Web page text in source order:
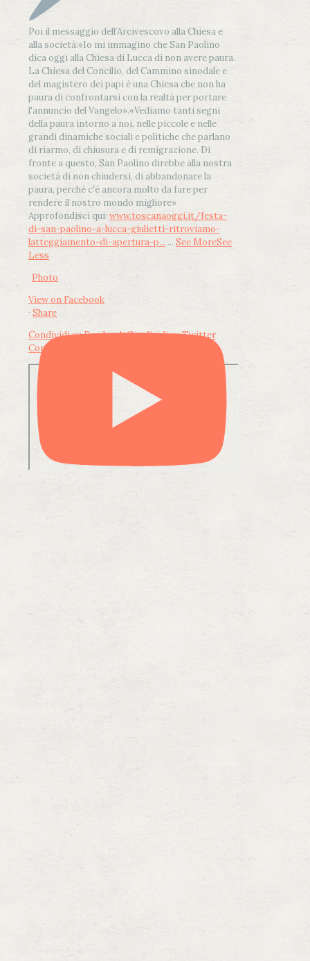
Poi il messaggio dell’Arcivescovo alla Chiesa e
alla società:«Io mi immagino che San Paolino
dica oggi alla Chiesa di Lucca di non avere paura.
La Chiesa del Concilio, del Cammino sinodale e
del magistero dei papi è una Chiesa che non ha
paura di confrontarsi con la realtà per portare
l'annuncio del Vangelo».«Vediamo tanti segni
della paura intorno a noi, nelle piccole e nelle
grandi dinamiche sociali e politiche che parlano
di riarmo, di chiusura e di remigrazione. Di
fronte a questo, San Paolino direbbe alla nostra
società di non chiudersi, di abbandonare la
paura, perché c'è ancora molto da fare per
rendere il nostro mondo migliore»
Approfondisci qui: www.toscanaoggi.it/festa-
di-san-paolino-a-lucca-giulietti-ritroviamo-
latteggiamento-di-apertura-p... ... See MoreSee
Less
Photo
View on Facebook
· Share
Condividi su FacebookCondividi su Twitter
Condividi su LinkedIn